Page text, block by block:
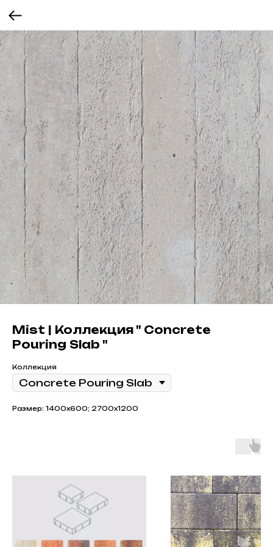
Mist | Коллекция " Concrete
Pouring Slab "
Коллекция
Размер: 1400х600; 2700х1200